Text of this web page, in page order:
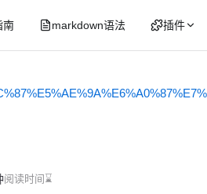
南 markdown语法 插件
阅读时间⌛